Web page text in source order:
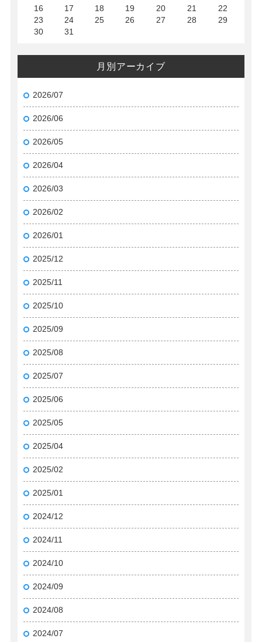
16
17 18 19 20 21
22
23
24 25 26 27 28
29
30
31
月別アーカイブ
2026/07
2026/06
2026/05
2026/04
2026/03
2026/02
2026/01
2025/12
2025/11
2025/10
2025/09
2025/08
2025/07
2025/06
2025/05
2025/04
2025/02
2025/01
2024/12
2024/11
2024/10
2024/09
2024/08
2024/07